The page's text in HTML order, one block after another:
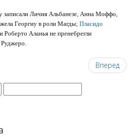
записали Личия Альбанезе, Анна Моффо,
Георгиу в роли Магды; Пласидо
Роберто Аланья не пренебрегли
Руджеро.
Вперед